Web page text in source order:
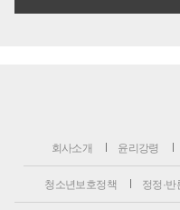
회사소개 윤리강령
청소년보호정책 정정·반